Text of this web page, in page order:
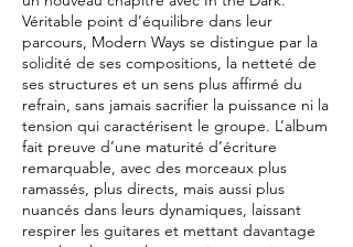
Véritable point d’équilibre dans leur
parcours, Modern Ways se distingue par la
solidité de ses compositions, la netteté de
ses structures et un sens plus affirmé du
refrain, sans jamais sacrifier la puissance ni la
tension qui caractérisent le groupe. L’album
fait preuve d’une maturité d’écriture
remarquable, avec des morceaux plus
ramassés, plus directs, mais aussi plus
nuancés dans leurs dynamiques, laissant
respirer les guitares et mettant davantage